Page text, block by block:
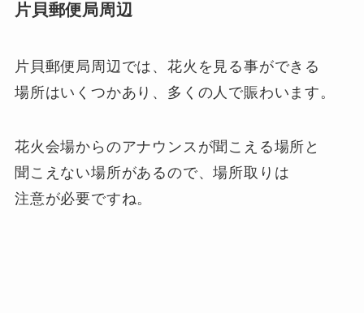
片貝郵便局周辺
片貝郵便局周辺では、花火を見る事ができる
場所はいくつかあり、多くの人で賑わいます。
花火会場からのアナウンスが聞こえる場所と
聞こえない場所があるので、場所取りは
注意が必要ですね。